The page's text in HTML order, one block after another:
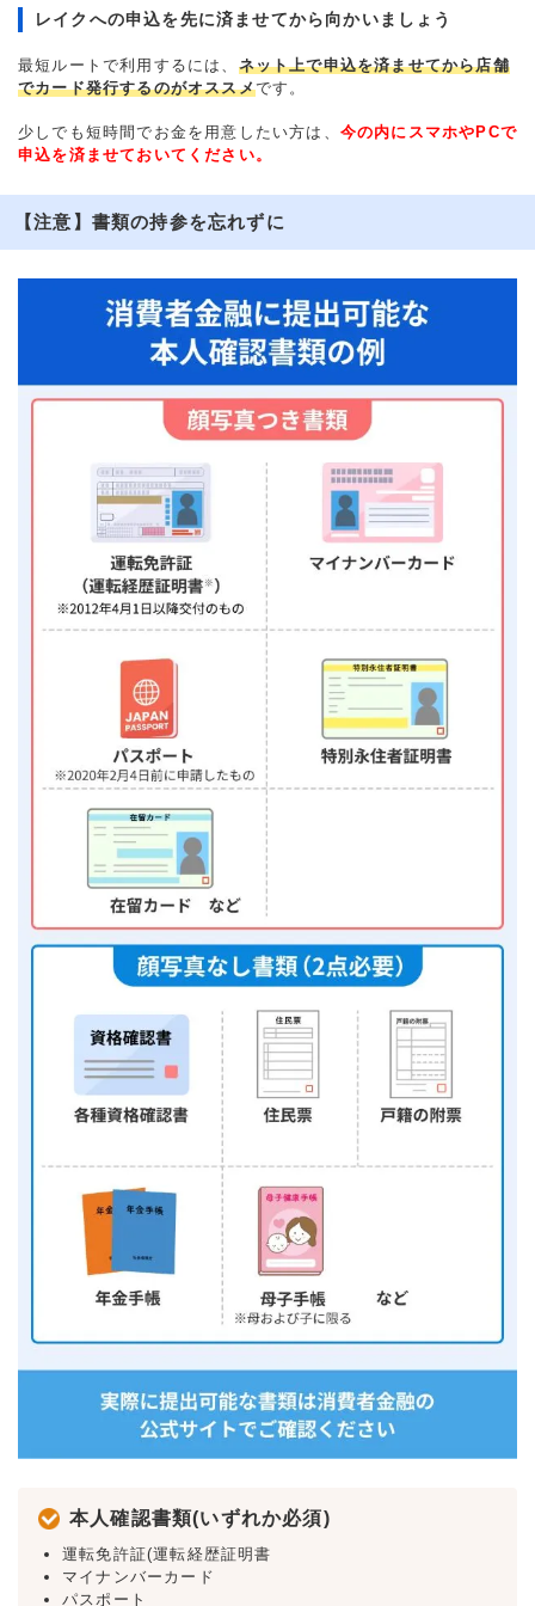
レイクへの申込を先に済ませてから向かいましょう
最短ルートで利用するには、 ネット上で申込を済ませてから店舗
でカード発行するのがオススメです。
少しでも短時間でお金を用意したい方は、 今の内にスマホやPCで
申込を済ませておいてください。
【注意】書類の持参を忘れずに
本人確認書類(いずれか必須)
運転免許証(運転経歴証明書
マイナンバーカード
パスポート